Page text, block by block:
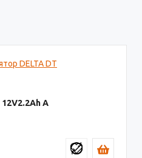
12V2.2